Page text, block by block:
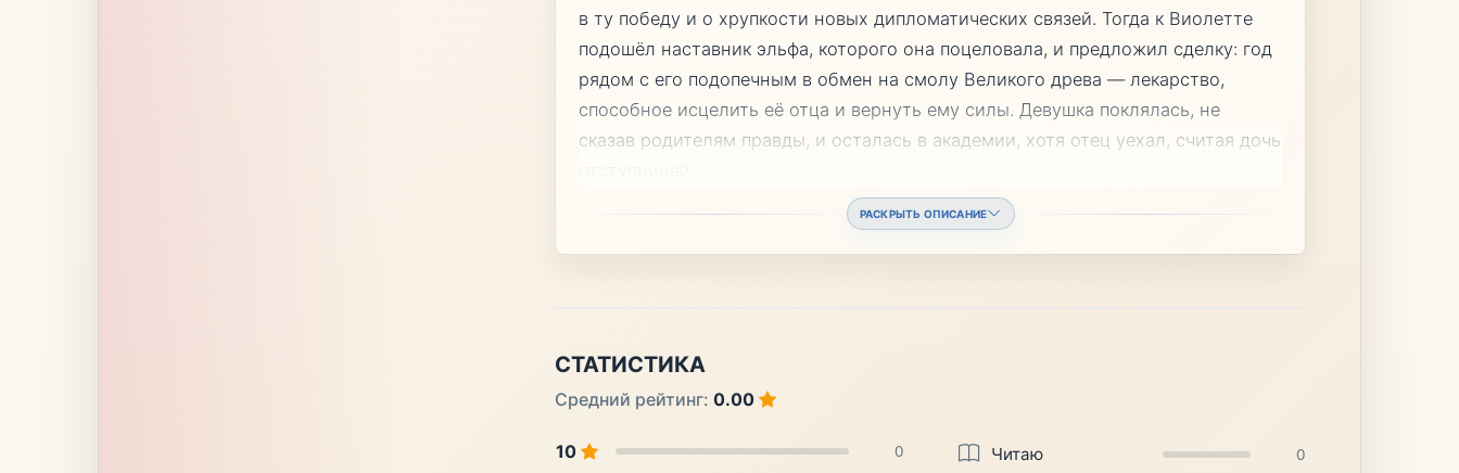
в ту победу и о хрупкости новых дипломатических связей. Тогда к Виолетте
подошёл наставник эльфа, которого она поцеловала, и предложил сделку: год
рядом с его подопечным в обмен на смолу Великого древа — лекарство,
способное исцелить её отца и вернуть ему силы. Девушка поклялась, не
сказав родителям правды, и осталась в академии, хотя отец уехал, считая дочь
РАСКРЫТЬ ОПИСАНИЕ
СТАТИСТИКА
Средний рейтинг: 0.00
10 0 Читаю 0